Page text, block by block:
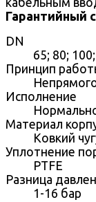
Гарантийный
DN
65; 80;
Принцип
Исполнение
Материал
Ковкий
Уплотнение
PTFE
Разница
1-16 бар